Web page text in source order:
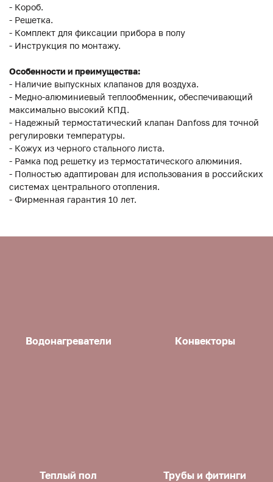
- Короб.
- Решетка.
- Комплект для фиксации прибора в полу
- Инструкция по монтажу.
Особенности и преимущества:
- Наличие выпускных клапанов для воздуха.
- Медно-алюминиевый теплообменник, обеспечивающий
максимально высокий КПД.
- Надежный термостатический клапан Danfoss для точной
регулировки температуры.
- Кожух из черного стального листа.
- Рамка под решетку из термостатического алюминия.
- Полностью адаптирован для использования в российских
системах центрального отопления.
- Фирменная гарантия 10 лет.
Водонагреватели Конвекторы
Теплый пол Трубы и фитинги